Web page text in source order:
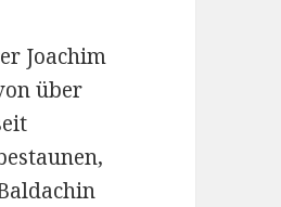
Joachim
über